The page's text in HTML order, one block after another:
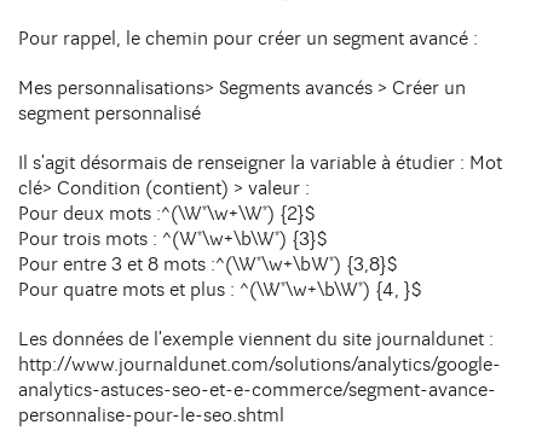
Pour rappel, le chemin pour créer un segment avancé :
Mes personnalisations> Segments avancés > Créer un
segment personnalisé
Il s’agit désormais de renseigner la variable à étudier : Mot
clé> Condition (contient) > valeur :
Pour deux mots :^(\W*\w+\W*) {2}$
Pour trois mots : ^(W*\w+\b\W*) {3}$
Pour entre 3 et 8 mots :^(\W*\w+\bW*) {3,8}$
Pour quatre mots et plus : ^(\W*\w+\b\W*) {4, }$
Les données de l’exemple viennent du site journaldunet :
http://www.journaldunet.com/solutions/analytics/google-
analytics-astuces-seo-et-e-commerce/segment-avance-
personnalise-pour-le-seo.shtml